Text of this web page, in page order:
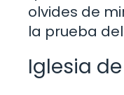
olvides de
la prueba
Iglesia